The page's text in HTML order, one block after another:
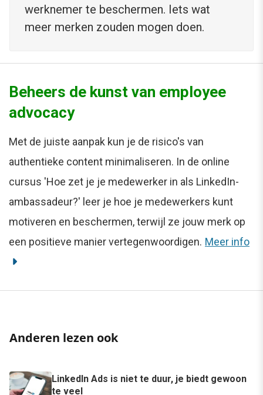
werknemer te beschermen. Iets wat
meer merken zouden mogen doen.
Beheers de kunst van employee
advocacy
Met de juiste aanpak kun je de risico's van
authentieke content minimaliseren. In de online
cursus 'Hoe zet je je medewerker in als LinkedIn-
ambassadeur?' leer je hoe je medewerkers kunt
motiveren en beschermen, terwijl ze jouw merk op
een positieve manier vertegenwoordigen. Meer info
Anderen lezen ook
LinkedIn Ads is niet te duur, je biedt gewoon
te veel